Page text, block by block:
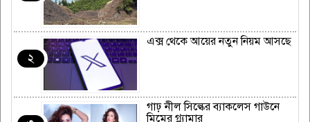
২
এক্স থেকে আয়ের নতুন নিয়ম আসছে
গাঢ় নীল সিল্কের ব্যাকলেস গাউনে
মিমের গ্ল্যামার